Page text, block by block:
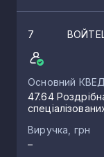
7
Основний КВЕД
47.64
Виручка, грн
–